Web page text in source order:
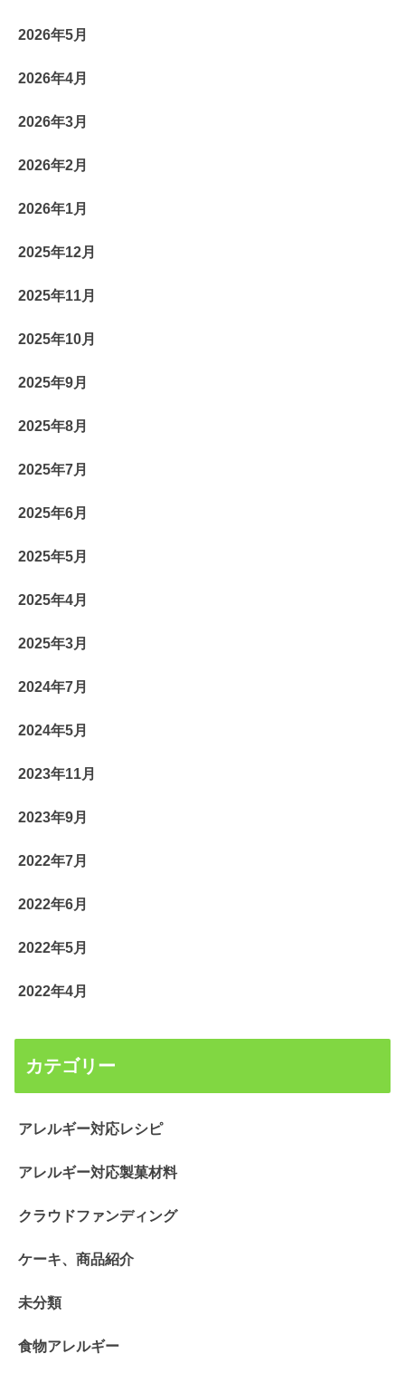
2026年5月
2026年4月
2026年3月
2026年2月
2026年1月
2025年12月
2025年11月
2025年10月
2025年9月
2025年8月
2025年7月
2025年6月
2025年5月
2025年4月
2025年3月
2024年7月
2024年5月
2023年11月
2023年9月
2022年7月
2022年6月
2022年5月
2022年4月
カテゴリー
アレルギー対応レシピ
アレルギー対応製菓材料
クラウドファンディング
ケーキ、商品紹介
未分類
食物アレルギー